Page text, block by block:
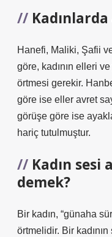
Hanefi, Maliki, Şafii
göre, kadının elleri
örtmesi gerekir.
göre ise eller avret
görüşe göre ise
hariç tutulmuştur.
Kadın
demek?
Bir kadın, “günaha
örtmelidir. Bir